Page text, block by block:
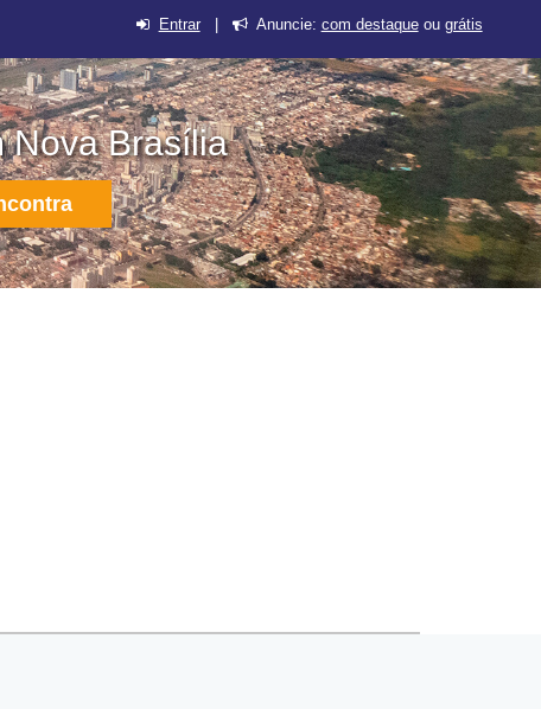
Entrar| Anuncie: com destaqueou grátis
Nova Brasília